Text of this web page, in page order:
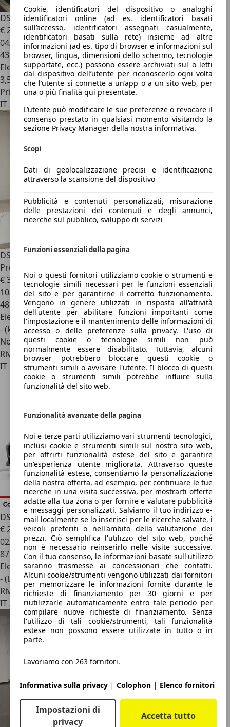
Cookie, identificatori del dispositivo o analoghi
identificatori online (ad es. identificatori basati
sull’accesso, identificatori assegnati casualmente,
identificatori basati sulla rete) insieme ad altre
informazioni (ad es. tipo di browser e informazioni sul
browser, lingua, dimensioni dello schermo, tecnologie
supportate, ecc.) possono essere archiviati sul o letti
dal dispositivo dell’utente per riconoscerlo ogni volta
che l’utente si connette a un’app o a un sito web, per
una o più finalità qui presentate.
L’utente può modificare le sue preferenze o revocare il
consenso prestato in qualsiasi momento visitando la
sezione Privacy Manager della nostra informativa.
Scopi
Dati di geolocalizzazione precisi e identificazione
attraverso la scansione del dispositivo
Pubblicità e contenuti personalizzati, misurazione
delle prestazioni dei contenuti e degli annunci,
ricerche sul pubblico, sviluppo di servizi
Funzioni essenziali della pagina
Noi o questi fornitori utilizziamo cookie o strumenti e
tecnologie simili necessari per le funzioni essenziali
del sito e per garantirne il corretto funzionamento.
Vengono in genere utilizzati in risposta all'attività
dell'utente per abilitare funzioni importanti come
l'impostazione e il mantenimento delle informazioni di
accesso o delle preferenze sulla privacy. L'uso di
questi cookie o tecnologie simili non può
normalmente essere disabilitato. Tuttavia, alcuni
browser potrebbero bloccare questi cookie o
strumenti simili o avvisare l'utente. Il blocco di questi
cookie o strumenti simili potrebbe influire sulla
funzionalità del sito web.
Funzionalità avanzate della pagina
Noi e terze parti utilizziamo vari strumenti tecnologici,
inclusi cookie e strumenti simili sul nostro sito web,
per offrirti funzionalità estese del sito e garantire
un'esperienza utente migliorata. Attraverso queste
funzionalità estese, consentiamo la personalizzazione
della nostra offerta, ad esempio, per continuare le tue
ricerche in una visita successiva, per mostrarti offerte
adatte alla tua zona o per fornire e valutare pubblicità
e messaggi personalizzati. Salviamo il tuo indirizzo e-
mail localmente se lo inserisci per le ricerche salvate, i
veicoli preferiti o nell'ambito della valutazione dei
prezzi. Ciò semplifica l'utilizzo del sito web, poiché
non è necessario reinserirlo nelle visite successive.
Con il tuo consenso, le informazioni basate sull'utilizzo
saranno trasmesse ai concessionari che contatti.
Alcuni cookie/strumenti vengono utilizzati dai fornitori
per memorizzare le informazioni fornite durante le
richieste di finanziamento per 30 giorni e per
riutilizzarle automaticamente entro tale periodo per
compilare nuove richieste di finanziamento. Senza
l'utilizzo di tali cookie/strumenti, tali funzionalità
estese non possono essere utilizzate in tutto o in
parte.
Lavoriamo con 263 fornitori.
Informativa sulla privacy | Colophon | Elenco fornitori
Impostazioni di
privacy
Accetta tutto
DS Automobiles DS 9Opera DS 9 E-Tense plug-in hybrid
€ 25.990
04/2021
43.500 km
Elettrica/Benzina
3,5 l/100 km (comb.)
Privato
IT 20822
DS Automobiles DS 99 - DS 9 E-Tense 360 4x4 Operà
Première
€ 36.9001
10/2023
48.365 km
Elettrica/Benzina
- (kWh/100 km)
Novità
Rivenditore
IT 64100
DS Automobiles DS 91.6 e-tense phev rivoli+ 225cv auto
€ 24.9001
02/2022
87.579 km
Elettrica/Benzina
- (l/100 km)
Rivenditore
IT 36100